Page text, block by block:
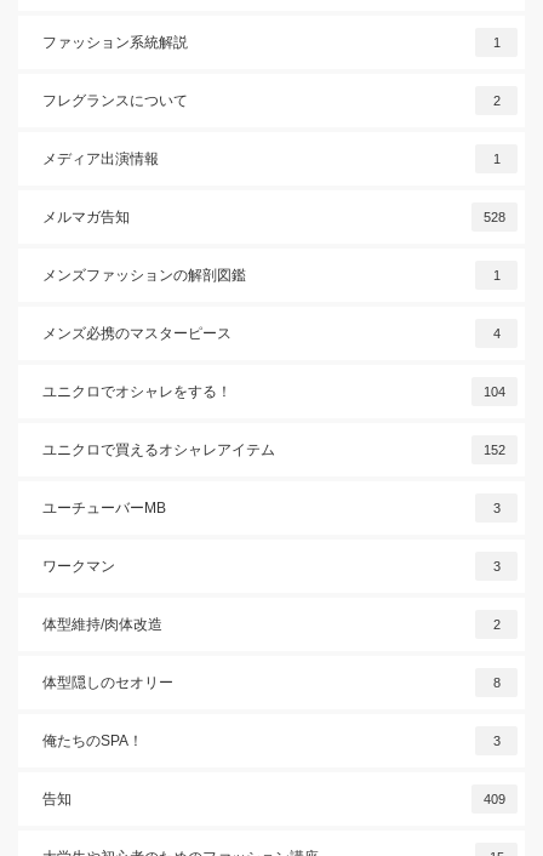
ファッション系統解説 1
フレグランスについて 2
メディア出演情報 1
メルマガ告知 528
メンズファッションの解剖図鑑 1
メンズ必携のマスターピース 4
ユニクロでオシャレをする！ 104
ユニクロで買えるオシャレアイテム 152
ユーチューバーMB 3
ワークマン 3
体型維持/肉体改造 2
体型隠しのセオリー 8
俺たちのSPA！ 3
告知 409